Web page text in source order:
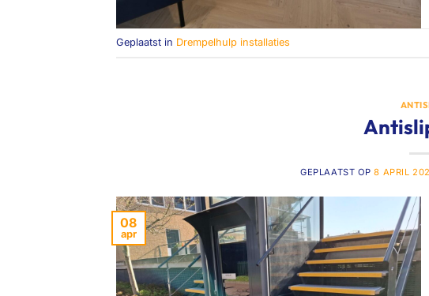
Geplaatst in Drempelhulp installaties
GEPLAATST OP8 APRIL
08
apr